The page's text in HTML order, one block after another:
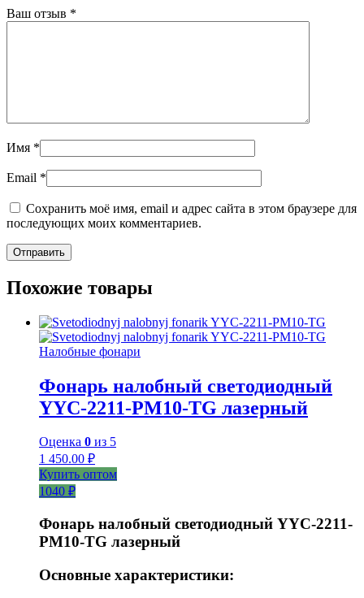
Ваш отзыв *
Имя *
Email *
Сохранить моё имя, email и адрес сайта в этом браузере для
последующих моих комментариев.
Похожие товары
Налобные фонари
Фонарь налобный светодиодный
YYC-2211-PM10-TG лазерный
Оценка 0 из 5
1 450.00 ₽
Купить оптом
1040 ₽
Фонарь налобный светодиодный YYC-2211-
PM10-TG лазерный
Основные характеристики: